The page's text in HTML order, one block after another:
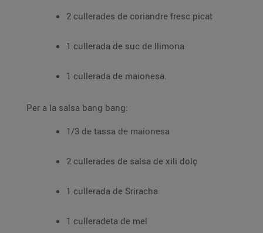
2 cullerades de coriandre fresc picat
1 cullerada de suc de llimona
1 cullerada de maionesa.
Per a la salsa bang bang:
1/3 de tassa de maionesa
2 cullerades de salsa de xili dolç
1 cullerada de Sriracha
1 culleradeta de mel